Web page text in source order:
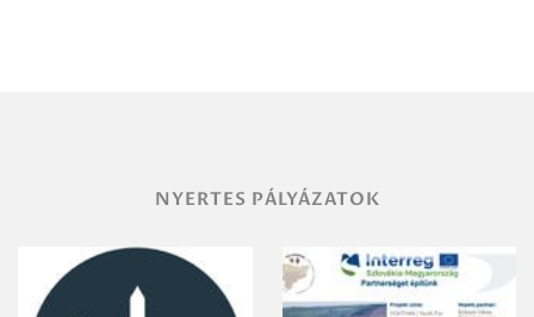
NYERTES PÁLYÁZATOK